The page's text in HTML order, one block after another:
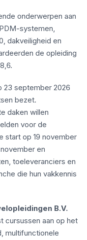
onderwerpen aan
systemen,
dakveiligheid en
de opleiding
23 september 2026
bezet.
daken willen
voor de
start op 19 november
en
toeleveranciers en
die hun vakkennis
B.V.
cursussen aan op het
multifunctionele